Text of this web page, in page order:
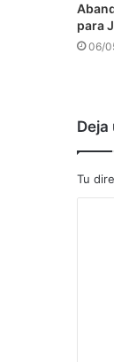
para
06/
Deja
Tu